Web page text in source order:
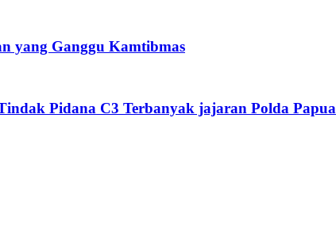
yang Ganggu Kamtibmas
Pidana C3 Terbanyak jajaran Polda Papua